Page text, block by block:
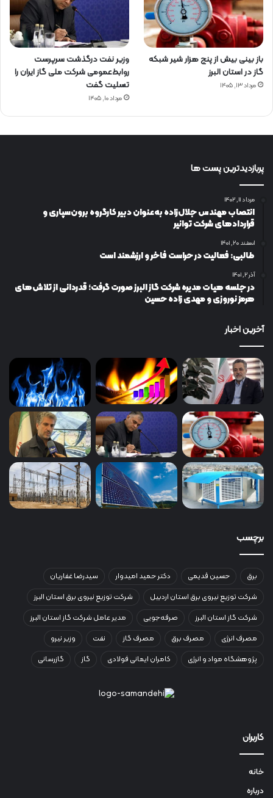
باز بینی بیش از پنج هزار شیر شبکه
گاز در استان البرز
مرداد ۱۳, ۱۴۰۵
وزیر نفت درگذشت سرپرست
روابط‌عمومی شرکت ملی گاز ایران را
تسلیت گفت
مرداد ۱۰, ۱۴۰۵
پربازدیدترین پست ها
مرداد ۱۱, ۱۴۰۲
انتصاب مهندس جلال‌زاده به‌عنوان دبیر كارگروه برون‌سپاری و
قراردادهای شركت توانیر
اسفند ۲۰, ۱۴۰۱
طالبی: فعالیت در حراست فاخر و ارزشمند است
آذر ۲, ۱۴۰۱
در جلسه هیات مدیره شرکت گاز البرز صورت گرفت؛ قدردانی از تلاش‌های
هرمز نوروزی و مهدی زاده حسین
آخرین اخبار
برچسب
برق حسین قدیمی دکتر حمید امیدوار
سیدرضا غفاریان
شرکت توزیع نیروی برق استان اردبیل
شرکت توزیع نیروی برق استان البرز
شرکت گاز استان البرز
صرفه‌جویی
مدیر عامل شرکت گاز استان البرز
مصرف انرژی
مصرف برق مصرف گاز نفت
وزیر نیرو
پژوهشگاه مواد و انرژی
کامران ایمانی فولادی گاز گازرسانی
کاربران
خانه
درباره